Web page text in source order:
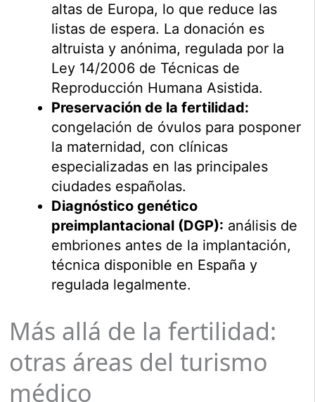
altas de Europa, lo que reduce las
listas de espera. La donación es
altruista y anónima, regulada por la
Ley 14/2006 de Técnicas de
Reproducción Humana Asistida.
Preservación de la fertilidad:
congelación de óvulos para posponer
la maternidad, con clínicas
especializadas en las principales
ciudades españolas.
Diagnóstico genético
preimplantacional (DGP): análisis de
embriones antes de la implantación,
técnica disponible en España y
regulada legalmente.
Más allá de la fertilidad:
otras áreas del turismo
médico